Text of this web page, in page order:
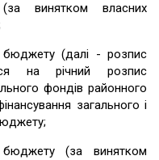
винятком власних
бюджету (далі - розпис
на річний розпис
фондів районного
загального і
бюджету (за винятком